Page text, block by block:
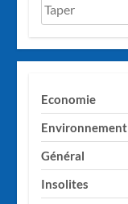
Economie
Environnement
Général
Insolites